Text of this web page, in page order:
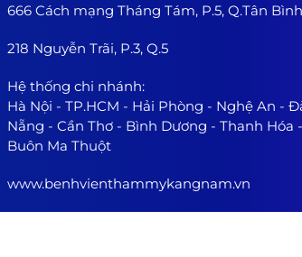
666 Cách mạng Tháng Tám, P.5, Q.Tân Bình
218 Nguyễn Trãi, P.3, Q.5
Hệ thống chi nhánh:
Hà Nội - TP.HCM - Hải Phòng - Nghệ An -
Nẵng - Cần Thơ - Bình Dương - Thanh Hóa -
Buôn Ma Thuột
www.benhvienthammykangnam.vn